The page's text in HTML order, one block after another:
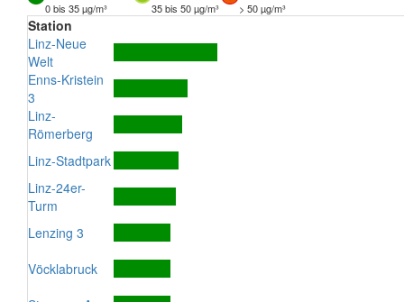
0 bis 35 µg/m³
35 bis 50 µg/m³ > 50 µg/m³
Station
Linz-Neue
Welt
Enns-Kristein
3
Linz-
Römerberg
Linz-Stadtpark
Linz-24er-
Turm
Lenzing 3
Vöcklabruck